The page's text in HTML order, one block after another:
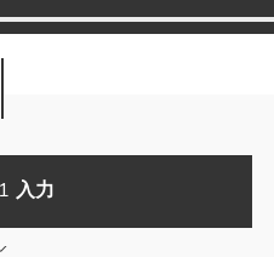
入力